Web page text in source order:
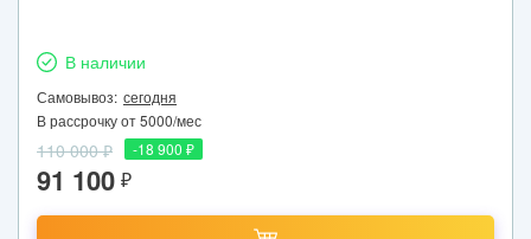
В наличии
Самовывоз: сегодня
В рассрочку от 5000/мес
110 000 ₽ -18 900 ₽
91 100 ₽